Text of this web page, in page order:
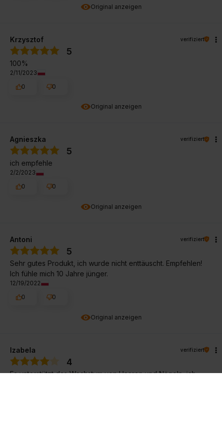
Original anzeigen
Original anzeigen
Krzysztof verifiziert
5
100%
2/11/2023
0
0
Original anzeigen
Agnieszka verifiziert
5
ich empfehle
2/2/2023
0
0
Original anzeigen
Antoni verifiziert
5
Sehr gutes Produkt, ich wurde nicht enttäuscht. Empfehlen!
Ich fühle mich 10 Jahre jünger.
12/19/2022
0
0
Izabela verifiziert
4
Es unterstützt das Wachstum von Haaren und Nägeln, ich